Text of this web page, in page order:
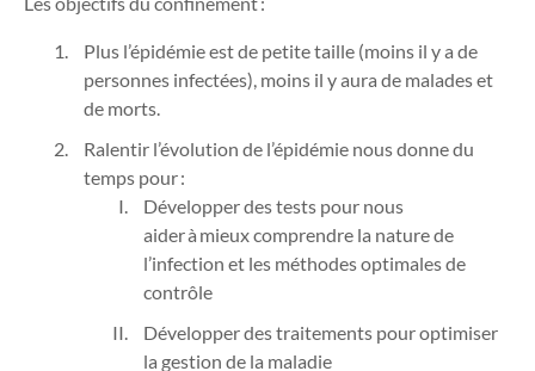
Plus l’épidémie est de petite taille (moins il y a de
personnes infectées), moins il y aura de malades et
de morts.
Ralentir l’évolution de l’épidémie nous donne du
temps pour :
Développer des tests pour nous
aider à mieux comprendre la nature de
l’infection et les méthodes optimales de
contrôle
Développer des traitements pour optimiser
la gestion de la maladie